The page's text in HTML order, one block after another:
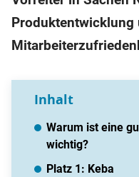
Produktentwicklung
Inhalt
Warum ist eine
wichtig?
Platz 1: Keba